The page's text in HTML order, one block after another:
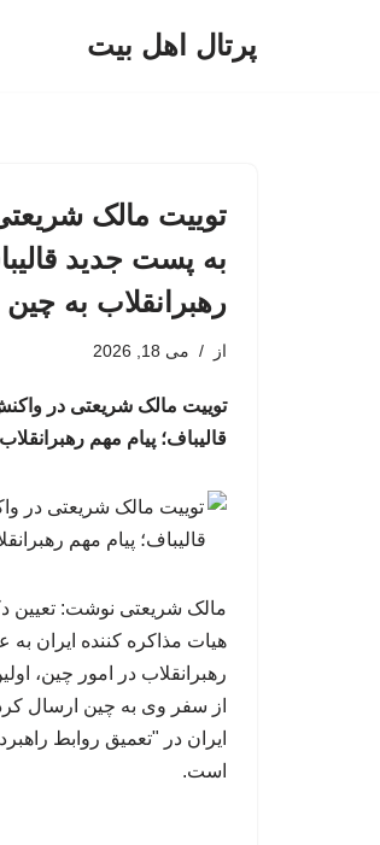
پرتال اهل بیت
توییت مالک
به پست جدید
رهبرانقلاب به
از می 18, 2026
توییت مالک شریعتی در
قالیباف؛ پیام مهم
مالک شریعتی نوشت: تعیین
هیات مذاکره کننده ایران به
رهبرانقلاب در امور چین،
از سفر وی به چین ارسال
ایران در "تعمیق روابط
است.